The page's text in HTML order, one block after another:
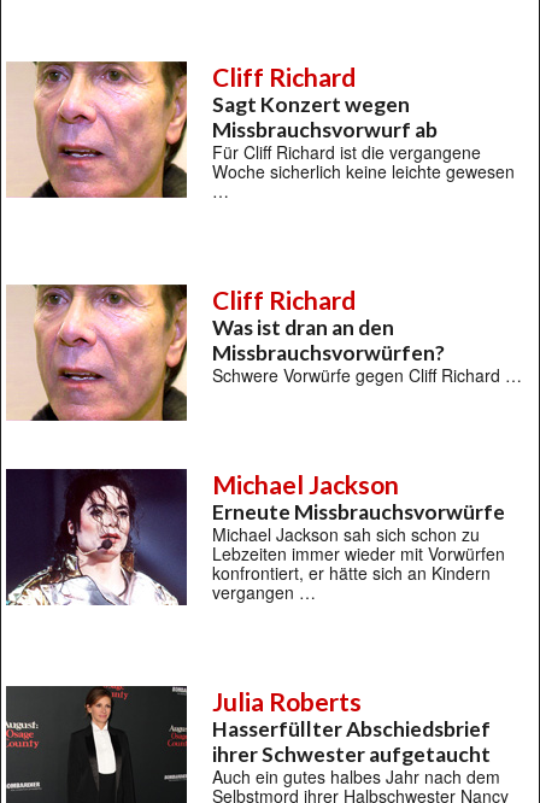
Cliff Richard
Sagt Konzert wegen
Missbrauchsvorwurf ab
Für Cliff Richard ist die vergangene
Woche sicherlich keine leichte gewesen
…
Cliff Richard
Was ist dran an den
Missbrauchsvorwürfen?
Schwere Vorwürfe gegen Cliff Richard …
Michael Jackson
Erneute Missbrauchsvorwürfe
Michael Jackson sah sich schon zu
Lebzeiten immer wieder mit Vorwürfen
konfrontiert, er hätte sich an Kindern
vergangen …
Julia Roberts
Hasserfüllter Abschiedsbrief
ihrer Schwester aufgetaucht
Auch ein gutes halbes Jahr nach dem
Selbstmord ihrer Halbschwester Nancy